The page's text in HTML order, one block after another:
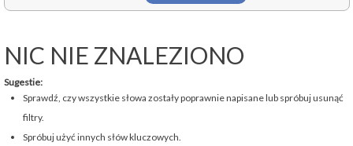
NIC NIE ZNALEZIONO
Sugestie:
Sprawdź, czy wszystkie słowa zostały poprawnie napisane lub spróbuj usunąć
filtry.
Spróbuj użyć innych słów kluczowych.